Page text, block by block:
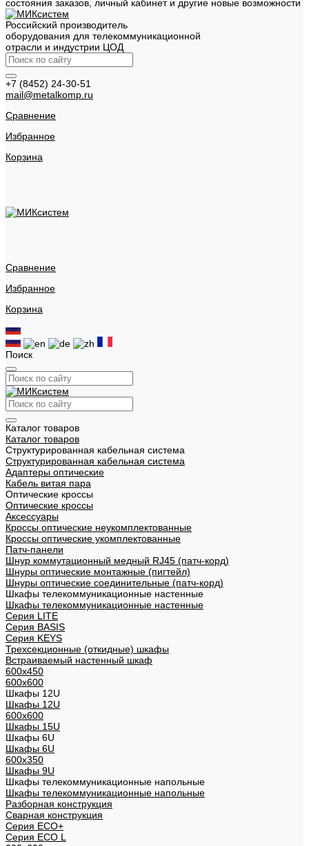
состояния заказов, личный кабинет и другие новые возможности
Российский производитель
оборудования для телекоммуникационной
отрасли и индустрии ЦОД
+7 (8452) 24-30-51
mail@metalkomp.ru
Сравнение
Избранное
Корзина
Сравнение
Избранное
Корзина
Поиск
Каталог товаров
Каталог товаров
Структурированная кабельная система
Структурированная кабельная система
Адаптеры оптические
Кабель витая пара
Оптические кроссы
Оптические кроссы
Аксессуары
Кроссы оптические неукомплектованные
Кроссы оптические укомплектованные
Патч-панели
Шнур коммутационный медный RJ45 (патч-корд)
Шнуры оптические монтажные (пигтейл)
Шнуры оптические соединительные (патч-корд)
Шкафы телекоммуникационные настенные
Шкафы телекоммуникационные настенные
Cерия LITE
Cерия BASIS
Cерия KEYS
Трехсекционные (откидные) шкафы
Встраиваемый настенный шкаф
600x450
600x600
Шкафы 12U
Шкафы 12U
600x600
Шкафы 15U
Шкафы 6U
Шкафы 6U
600x350
Шкафы 9U
Шкафы телекоммуникационные напольные
Шкафы телекоммуникационные напольные
Разборная конструкция
Сварная конструкция
Серия ECO+
Серия ECO L